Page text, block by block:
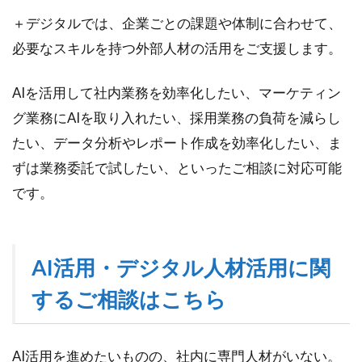
＋デジタルでは、企業ごとの課題や体制に合わせて、
必要なスキルを持つ外部人材の活用をご支援します。
AIを活用して社内業務を効率化したい、マーケティン
グ業務にAIを取り入れたい、採用業務の負荷を減らし
たい、データ分析やレポート作成を効率化したい、ま
ずは業務委託で試したい、といったご相談に対応可能
です。
AI活用・デジタル人材活用に関
するご相談はこちら
AI活用を進めたいものの、社内に専門人材がいない。